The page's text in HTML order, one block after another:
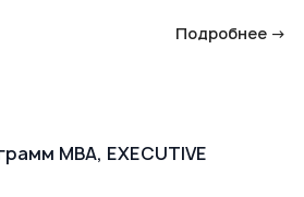
Подробнее →
MBA, EXECUTIVE